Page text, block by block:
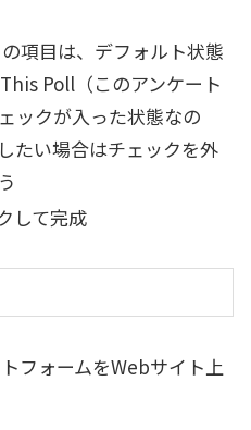
項目は、デフォルト状態
Poll（このアンケート
ックが入った状態なの
たい場合はチェックを外
して完成
フォームをWebサイト上